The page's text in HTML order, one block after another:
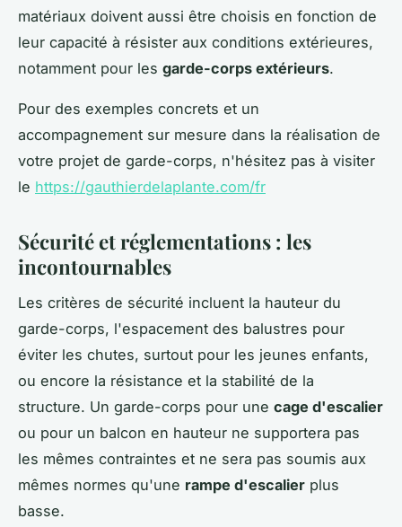
matériaux doivent aussi être choisis en fonction de
leur capacité à résister aux conditions extérieures,
notamment pour les garde-corps extérieurs.
Pour des exemples concrets et un
accompagnement sur mesure dans la réalisation de
votre projet de garde-corps, n'hésitez pas à visiter
le https://gauthierdelaplante.com/fr
Sécurité et réglementations : les
incontournables
Les critères de sécurité incluent la hauteur du
garde-corps, l'espacement des balustres pour
éviter les chutes, surtout pour les jeunes enfants,
ou encore la résistance et la stabilité de la
structure. Un garde-corps pour une cage d'escalier
ou pour un balcon en hauteur ne supportera pas
les mêmes contraintes et ne sera pas soumis aux
mêmes normes qu'une rampe d'escalier plus
basse.